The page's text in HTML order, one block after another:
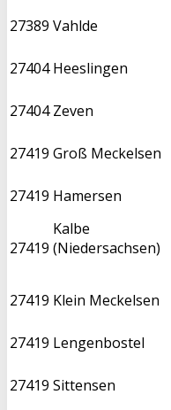
27389 Vahlde
27404 Heeslingen
27404 Zeven
27419 Groß Meckelsen
27419 Hamersen
27419
Kalbe
(Niedersachsen)
27419 Klein Meckelsen
27419 Lengenbostel
27419 Sittensen